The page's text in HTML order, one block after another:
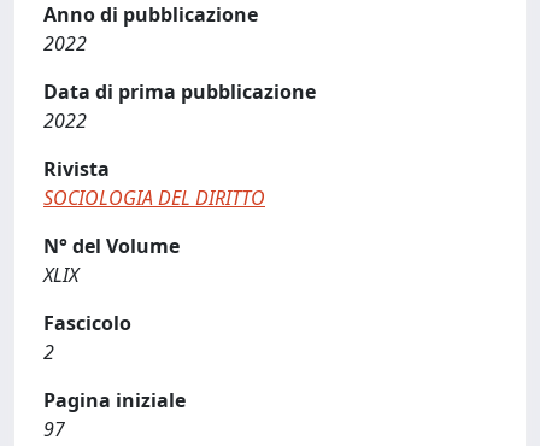
Anno di pubblicazione
2022
Data di prima pubblicazione
2022
Rivista
SOCIOLOGIA DEL DIRITTO
N° del Volume
XLIX
Fascicolo
2
Pagina iniziale
97